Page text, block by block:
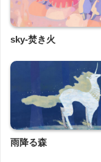
sky-焚き火
雨降る森